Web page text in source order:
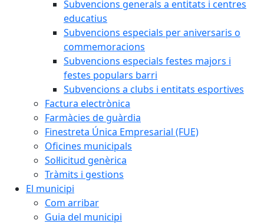
Subvencions generals a entitats i centres
educatius
Subvencions especials per aniversaris o
commemoracions
Subvencions especials festes majors i
festes populars barri
Subvencions a clubs i entitats esportives
Factura electrònica
Farmàcies de guàrdia
Finestreta Única Empresarial (FUE)
Oficines municipals
Sol·licitud genèrica
Tràmits i gestions
El municipi
Com arribar
Guia del municipi